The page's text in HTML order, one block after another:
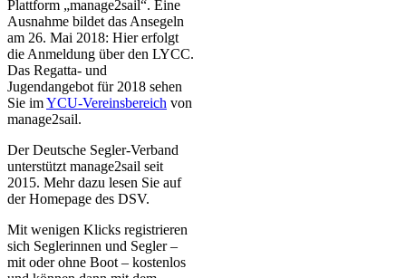
Plattform „manage2sail“. Eine
Ausnahme bildet das Ansegeln
am 26. Mai 2018: Hier erfolgt
die Anmeldung über den LYCC.
Das Regatta- und
Jugendangebot für 2018 sehen
Sie imYCU-Vereinsbereich von
manage2sail.
Der Deutsche Segler-Verband
unterstützt manage2sail seit
2015. Mehr dazu lesen Sie auf
der Homepage des DSV.
Mit wenigen Klicks registrieren
sich Seglerinnen und Segler –
mit oder ohne Boot – kostenlos